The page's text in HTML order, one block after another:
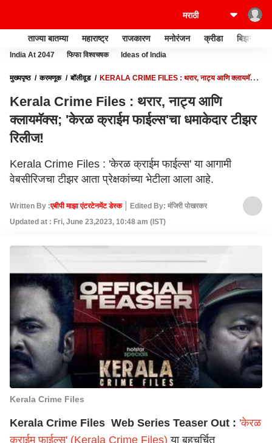
ताज्या बातम्या महाराष्ट्र राजकारण मनोरंजन क्रीडा बिझनेस
India At 2047 फिफा विश्वचषक Ideas of India
मुख्यपृष्ठ करमणूक बॉलीवूड
KERALA CRIME FILES : थरार, नाट्य आणि क्लायमॅक्स;
Kerala Crime Files : थरार, नाट्य आणि
क्लायमॅक्स; 'केरळ क्राईम फाईल्स'चा धमाकेदार टीझर
रिलीज!
Kerala Crime Files : 'केरळ क्राईम फाईल्स' या आगामी
वेबसीरिजचा टीझर आता प्रेक्षकांच्या भेटीला आला आहे.
Written By :एबीपी माझा एंटरटेनमेंट डेस्क
Edited By: मंजिरी पोखरकर
Updated at : Fri, June 23,2023, 10:48 am (IST)
Kerala Crime Files
Kerala Crime Files Web Series Teaser Out : 'केरळ
क्राईम फाईल्स' (Kerala Crime Files) या बहुचर्चित